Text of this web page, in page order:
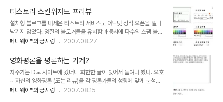
블로그도 기웃거..
일본인이 운영하는 블로그였다. 이병헌 사진으로만 가득 차 있는 것으
로 보아 뵨사마 팬사이트쯤 되는것 같다. 암튼 어떻게 내 블로그를 찾
았는지, 몇일전 이병헌, 이미연 주연의 [중독]을 리메이크한 [포제션]
예고편 동영상 포스팅을 찾아 링크를 걸어주어 지금도 제법 많은 수의
방문자가 들어오고 있다^^ 이쯤되면 일본인들을 위한 번역기 플러그
로 관심사를 찾아들어오는 사람..
티스토리 스킨위자드 프리뷰
설치형 블로그를 내세운 티스토리 서비스도 어느덧 정식 오픈을 얼마
남기지 않았다. 양질의 블로거들을 유치함과 동시에 다수의 스팸 블로
거들도 만만찮게 유입하긴 했으나, 자신의 입맛대로 블로그를 만들고,
한테도 무척 구미가 당기는 일이었다. 그러나 html이나 웹디자인에
전무한 유저들은 기본 제공되는 스킨이나 만지작 거리다 한방에 애써
디자인한 스킨을 날려버리는가 하면, 남들과 똑같은 홈피디자인에 지
겨움을 느끼는 유저들도 있었을 것이다. 그런 의미에서 네이버 시즌2
의 막강한 사용자 편의성은 티스토리 유저에게 있어서 부러움의 대상
페니웨이™의 궁시렁 2007.08.27
영화평론을 평론하는 기계?
자주가는 D모 사이트에 갔더니 희한한 글이 있어서 들여다 봤다. 오호
~ 자신의 영화평론 (또는 리뷰)을 각 평론가들의 성향에 맞게 분석해
주는 사이트가 있단다. 주어진 네모 박스안에 자신이 쓴 글을 집어넣으
페니웨이™의 궁시렁 2007.08.15